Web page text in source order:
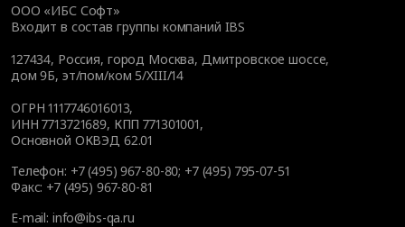
ООО «ИБС Софт»
Входит в состав группы компаний IBS
127434, Россия, город Москва, Дмитровское шоссе,
дом 9Б, эт/пом/ком 5/XIII/14
ОГРН 1117746016013,
ИНН 7713721689, КПП 771301001,
Основной ОКВЭД 62.01
Телефон: +7 (495) 967-80-80; +7 (495) 795-07-51
Факс: +7 (495) 967-80-81
E-mail: info@ibs-qa.ru